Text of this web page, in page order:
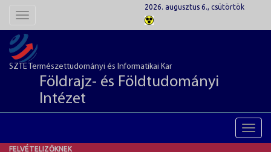
Toggle
2026. augusztus 6., csütörtök
SZTE Természettudományi és Informatikai Kar
Földrajz- és Földtudományi
Intézet
FELVÉTELIZŐKNEK